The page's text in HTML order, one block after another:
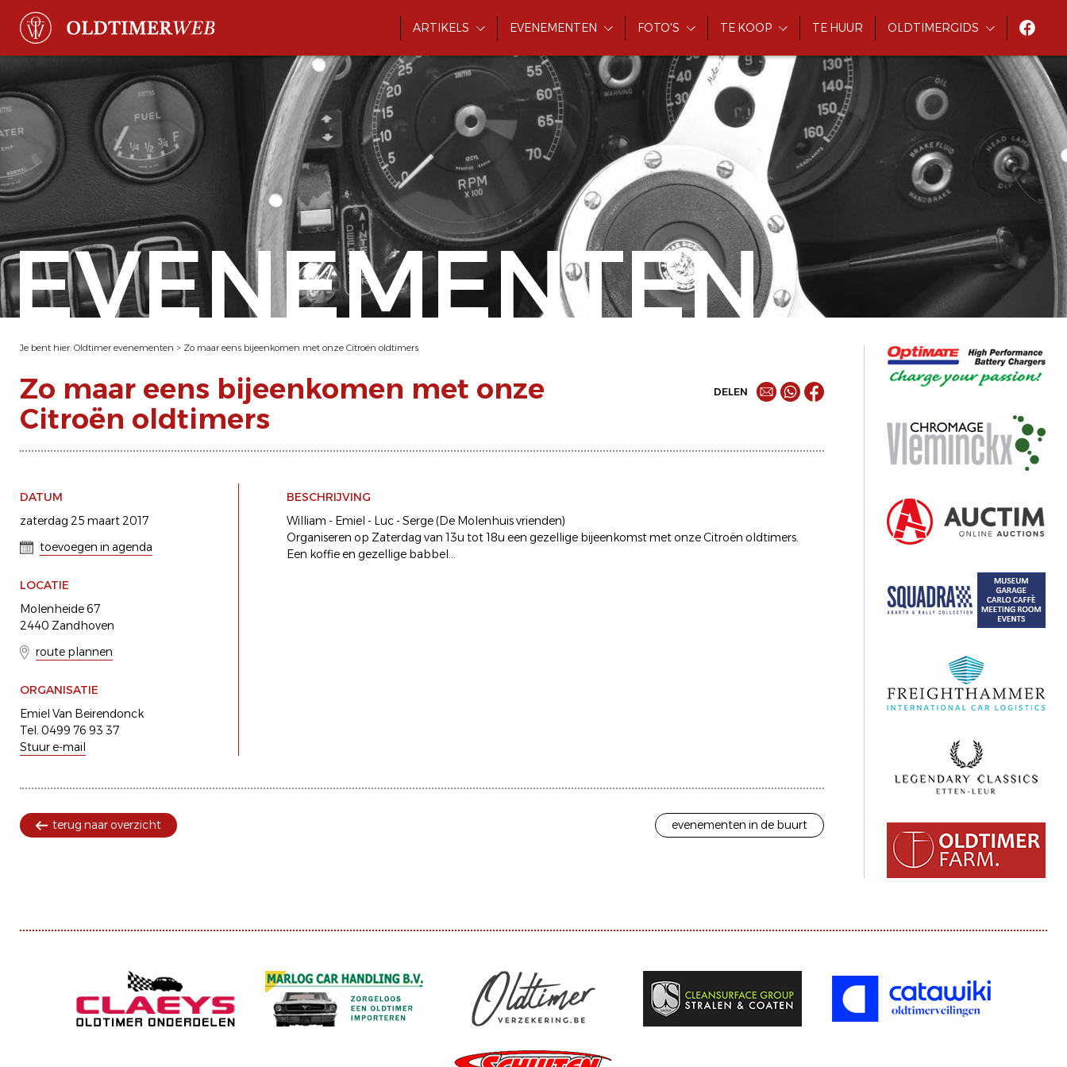
ARTIKELS EVENEMENTEN FOTO'S TE KOOP TE HUUR OLDTIMERGIDS
EVENEMENTEN
Je bent hier: Oldtimer evenementen > Zo maar eens bijeenkomen met onze Citroën oldtimers
Zo maar eens bijeenkomen met onze
Citroën oldtimers
DELEN
DATUM
zaterdag 25 maart 2017
toevoegen in agenda
LOCATIE
Molenheide 67
2440 Zandhoven
route plannen
ORGANISATIE
Emiel Van Beirendonck
Tel. 0499 76 93 37
Stuur e-mail
BESCHRIJVING
William - Emiel - Luc - Serge (De Molenhuis vrienden)
Organiseren op Zaterdag van 13u tot 18u een gezellige bijeenkomst met onze Citroën oldtimers.
Een koffie en gezellige babbel...
terug naar overzicht evenementen in de buurt